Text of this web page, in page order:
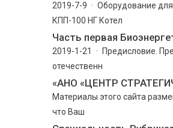
2019-7-9 · Оборудование
КПП-100 НГ Котел
Часть первая
2019-1-21 · Предисловие.
отечественн
«АНО «ЦЕНТР
Материалы этого сайта
что Ваш